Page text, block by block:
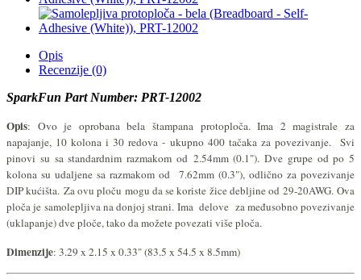
Opis
Recenzije (0)
SparkFun Part Number: PRT-12002
Opis: Ovo je oprobana bela štampana protoploča. Ima 2 magistrale za
napajanje, 10 kolona i 30 redova - ukupno 400 tačaka za povezivanje. Svi
pinovi su sa standardnim razmakom od 2.54mm (0.1"). Dve grupe od po 5
kolona su udaljene sa razmakom od
7.62mm (0.3"), odlično za povezivanje
DIP kućišta. Za ovu ploču mogu da se koriste žice debljine od 29-20AWG. Ova
ploča je samolepljiva na donjoj strani. Ima delove za međusobno povezivanje
(uklapanje) dve ploče, tako da možete povezati više ploča.
Dimenzije: 3.29 x 2.15 x 0.33" (83.5 x 54.5 x 8.5mm)